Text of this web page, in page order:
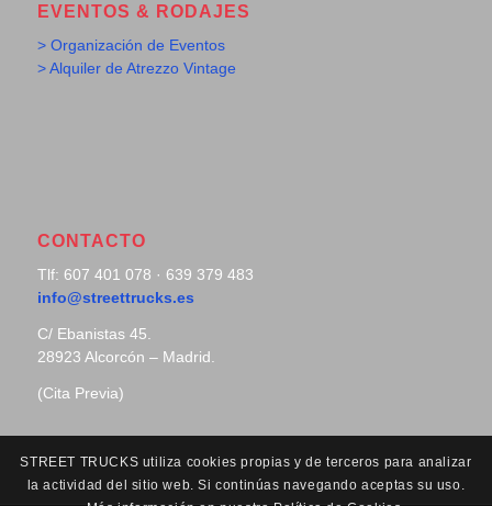
EVENTOS & RODAJES
> Organización de Eventos
> Alquiler de Atrezzo Vintage
CONTACTO
Tlf: 607 401 078 · 639 379 483
info@streettrucks.es
C/ Ebanistas 45.
28923 Alcorcón – Madrid.
(Cita Previa)
STREET TRUCKS utiliza cookies propias y de terceros para analizar
la actividad del sitio web. Si continúas navegando aceptas su uso.